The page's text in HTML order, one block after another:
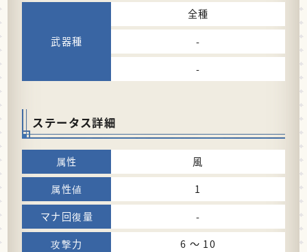
全種
-
-
ステータス詳細
風
1
-
6 〜 10